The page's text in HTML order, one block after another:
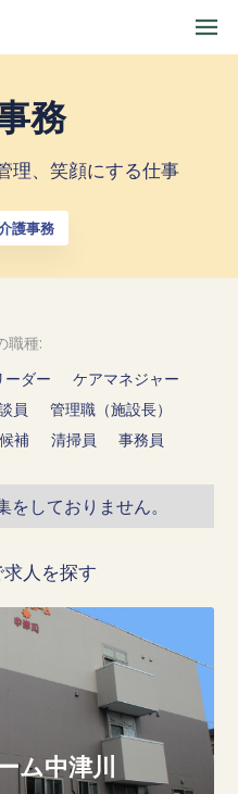
務
理、笑顔にする仕事
護事務
職種:
ーダー
ケアマネジャー
員
管理職（施設長）
補 清掃員 事務員
しておりません。
人を探す
ム中津川